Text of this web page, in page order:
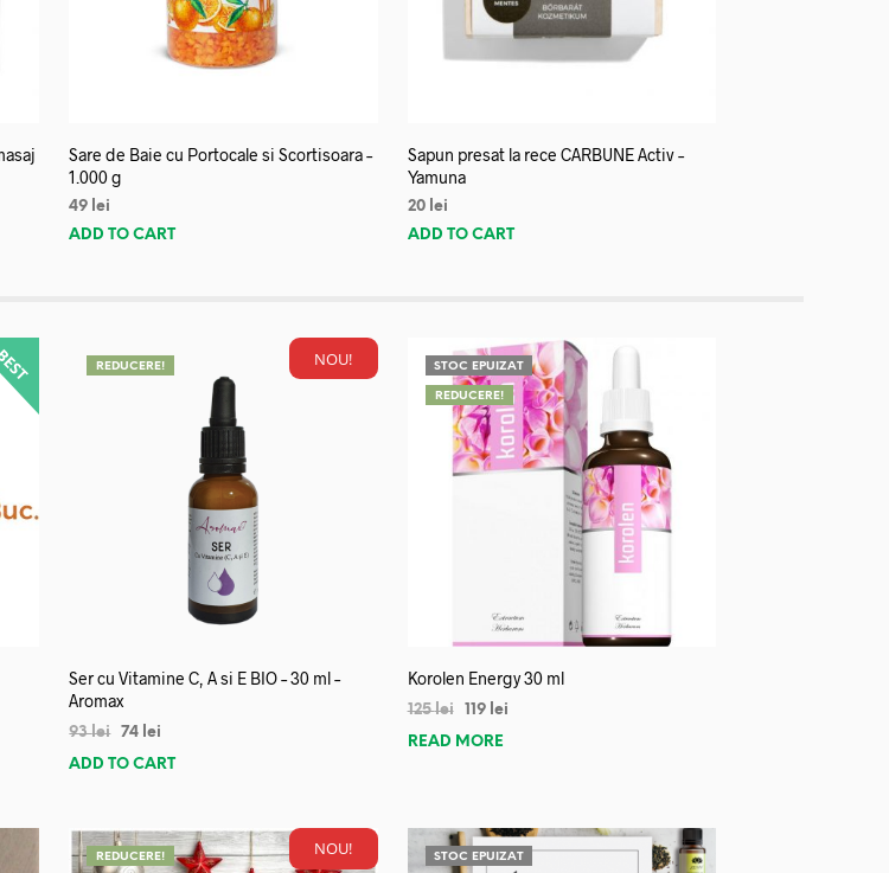
Sare de Baie cu Portocale si Scortisoara –
1.000 g
49 lei
ADD TO CART
Sapun presat la rece CARBUNE Activ –
Yamuna
20 lei
ADD TO CART
NOU!
REDUCERE!
Ser cu Vitamine C, A si E BIO – 30 ml –
Aromax
93lei 74 lei
ADD TO CART
STOC EPUIZAT
REDUCERE!
Korolen Energy 30 ml
125lei 119 lei
READ MORE
NOU!
REDUCERE! STOC EPUIZAT